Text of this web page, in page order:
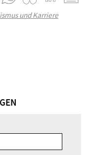
und Karriere